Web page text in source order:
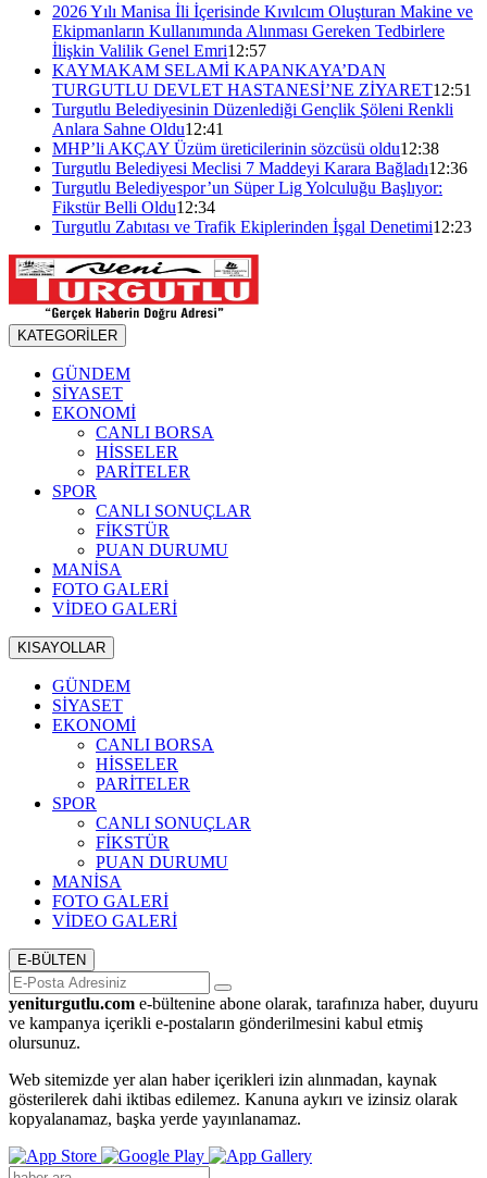
2026 Yılı Manisa İli İçerisinde Kıvılcım Oluşturan Makine ve
Ekipmanların Kullanımında Alınması Gereken Tedbirlere
İlişkin Valilik Genel Emri12:57
KAYMAKAM SELAMİ KAPANKAYA’DAN
TURGUTLU DEVLET HASTANESİ’NE ZİYARET12:51
Turgutlu Belediyesinin Düzenlediği Gençlik Şöleni Renkli
Anlara Sahne Oldu12:41
MHP’li AKÇAY Üzüm üreticilerinin sözcüsü oldu12:38
Turgutlu Belediyesi Meclisi 7 Maddeyi Karara Bağladı12:36
Turgutlu Belediyespor’un Süper Lig Yolculuğu Başlıyor:
Fikstür Belli Oldu12:34
Turgutlu Zabıtası ve Trafik Ekiplerinden İşgal Denetimi12:23
KATEGORİLER
GÜNDEM
SİYASET
EKONOMİ
CANLI BORSA
HİSSELER
PARİTELER
SPOR
CANLI SONUÇLAR
FİKSTÜR
PUAN DURUMU
MANİSA
FOTO GALERİ
VİDEO GALERİ
KISAYOLLAR
GÜNDEM
SİYASET
EKONOMİ
CANLI BORSA
HİSSELER
PARİTELER
SPOR
CANLI SONUÇLAR
FİKSTÜR
PUAN DURUMU
MANİSA
FOTO GALERİ
VİDEO GALERİ
E-BÜLTEN
yeniturgutlu.com e-bültenine abone olarak, tarafınıza haber, duyuru
ve kampanya içerikli e-postaların gönderilmesini kabul etmiş
olursunuz.
Web sitemizde yer alan haber içerikleri izin alınmadan, kaynak
gösterilerek dahi iktibas edilemez. Kanuna aykırı ve izinsiz olarak
kopyalanamaz, başka yerde yayınlanamaz.